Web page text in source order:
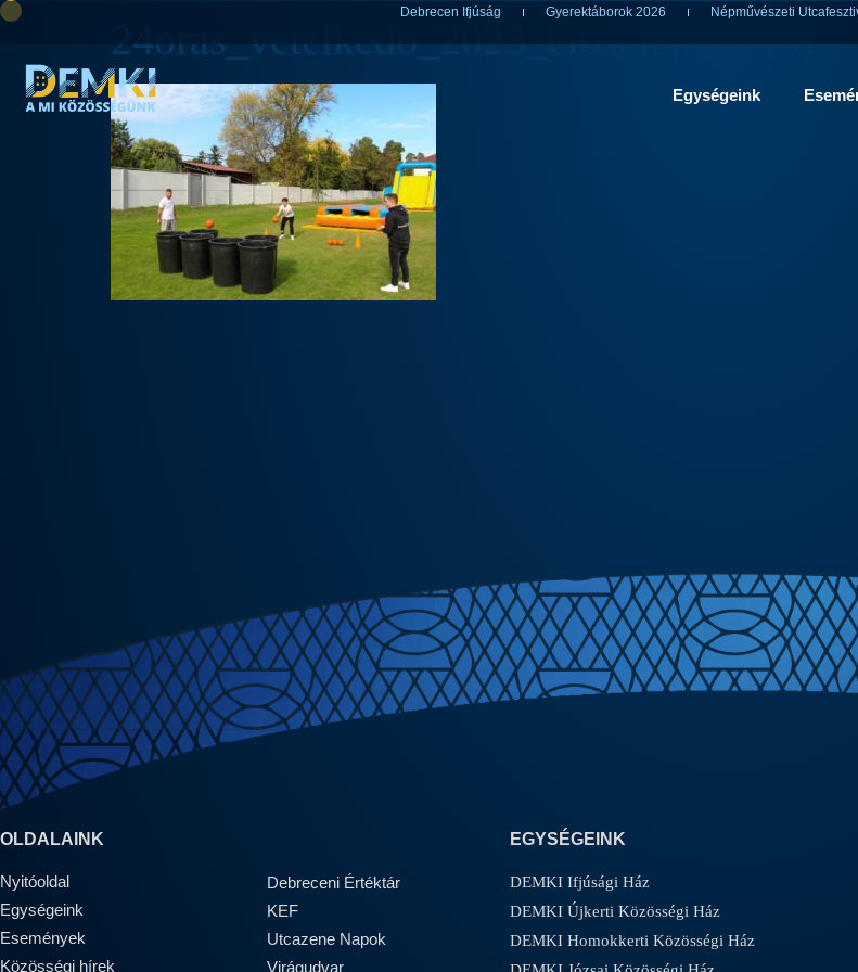
Debrecen Ifjúság Gyerektáborok 2026 Népművészeti
Egységeink
24oras_vetelkedo_2023_eloselejtezo (5)
OLDALAINK
Nyitóoldal
Egységeink
Események
Közösségi hírek
Debreceni Értéktár
KEF
Utcazene Napok
Virágudvar
EGYSÉGEINK
DEMKI Ifjúsági Ház
DEMKI Újkerti Közösségi Ház
DEMKI Homokkerti Közösségi Ház